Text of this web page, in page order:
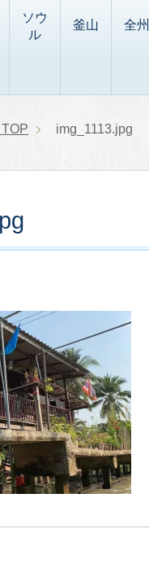
ソウ
ル
釜山 全州
TOP img_1113.jpg